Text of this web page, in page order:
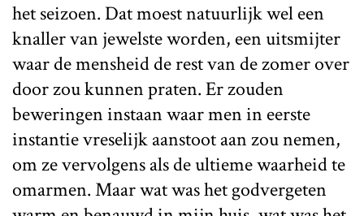
het seizoen. Dat moest natuurlijk wel een
knaller van jewelste worden, een uitsmijter
waar de mensheid de rest van de zomer over
door zou kunnen praten. Er zouden
beweringen instaan waar men in eerste
instantie vreselijk aanstoot aan zou nemen,
om ze vervolgens als de ultieme waarheid te
omarmen. Maar wat was het godvergeten